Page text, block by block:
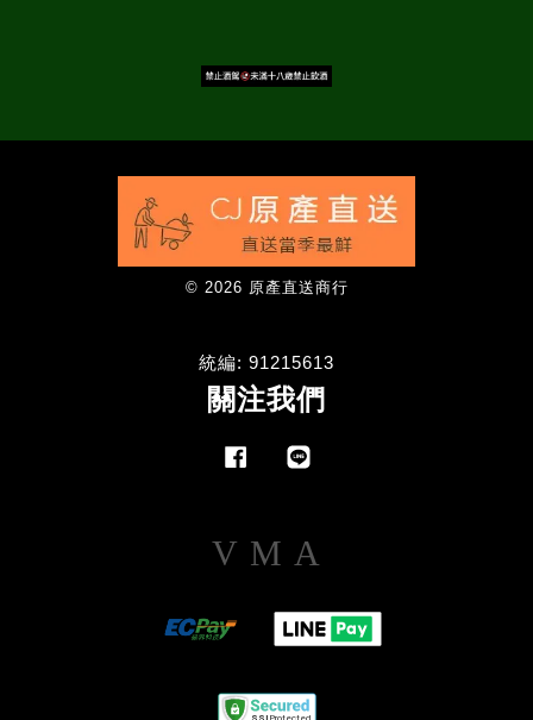
© 2026 原產直送商行
統編: 91215613
關注我們
Facebook
Visa Master